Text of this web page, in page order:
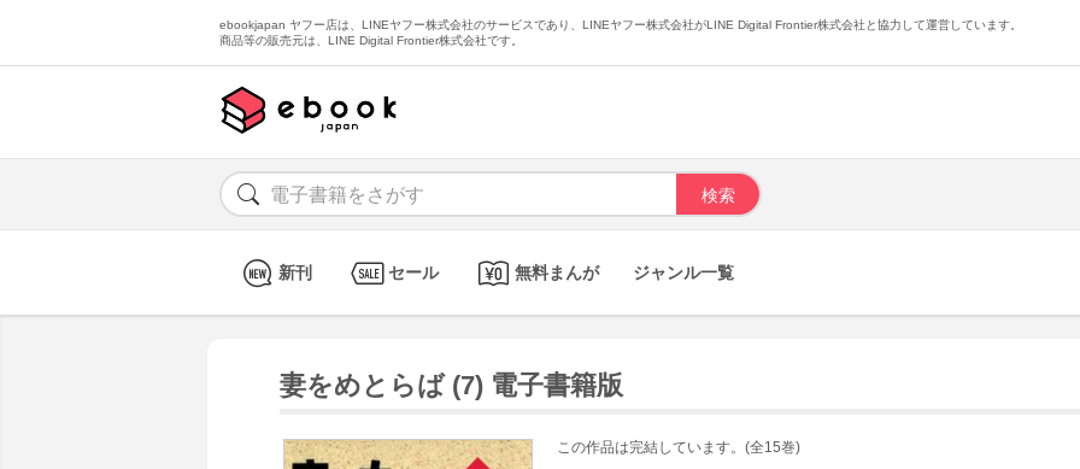
ebookjapan ヤフー店は、LINEヤフー株式会社のサービスであり、LINEヤフー株式会社がLINE Digital Frontier株式会社と協力して運営しています。
商品等の販売元は、LINE Digital Frontier株式会社です。
新刊 セール 無料まんが ジャンル一覧
妻をめとらば (7) 電子書籍版
この作品は完結しています。(全15巻)